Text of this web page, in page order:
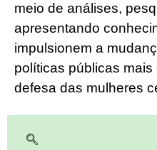
meio de análises,
apresentando
impulsionem a
políticas públicas
defesa das mulheres